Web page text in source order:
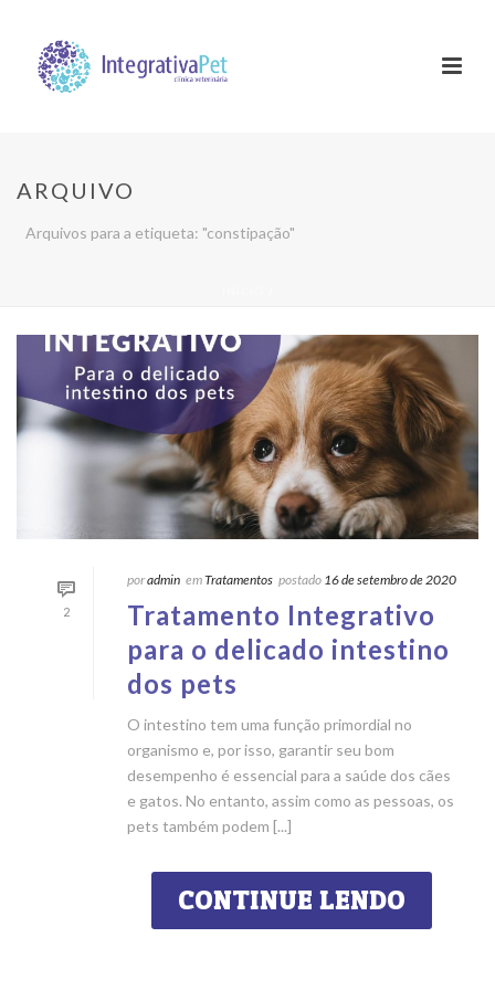
ARQUIVO
Arquivos para a etiqueta: "constipação"
2
poradmin emTratamentos postado 16 de setembro de 2020
Tratamento Integrativo
para o delicado intestino
dos pets
O intestino tem uma função primordial no
organismo e, por isso, garantir seu bom
desempenho é essencial para a saúde dos cães
e gatos. No entanto, assim como as pessoas, os
pets também podem [...]
CONTINUE LENDO